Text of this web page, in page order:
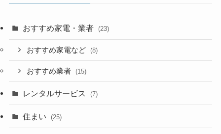
おすすめ家電・業者 (23)
おすすめ家電など (8)
おすすめ業者 (15)
レンタルサービス (7)
住まい (25)